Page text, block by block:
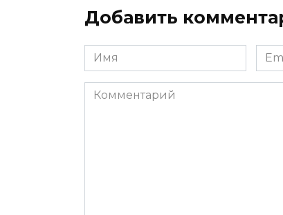
Добавить
Имя
*
Email
*
Комментарий